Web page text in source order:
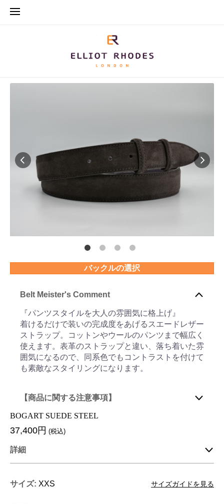
バックルの選択
Belt Meister's Comment
『パンツスタイルを大人の雰囲気に格上げ』
着けるだけで装いの完成度をあげるスエードレザー
ストラップ。コットンやウールのパンツまで幅広く
使えます。表革のストラップと違い、落ち着いた雰
囲気になるので、同系色でもコントラストを付けて
も素敵なスタイリングになります。
【商品に関する注意事項】
BOGART SUEDE STEEL
37,400円 (税込)
詳細
サイズ: XXS サイズガイドを見る